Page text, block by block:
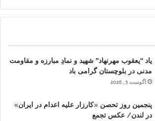
یاد “یعقوب مهرنهاد” شهید و نمادِ مبارزه و مقاومت
مدنی در بلوچستان گرامی باد
آگوست 3, 2026
پنجمین روز تحصن «کارزار علیه اعدام در ایران»
در لندن/ عکس تجمع